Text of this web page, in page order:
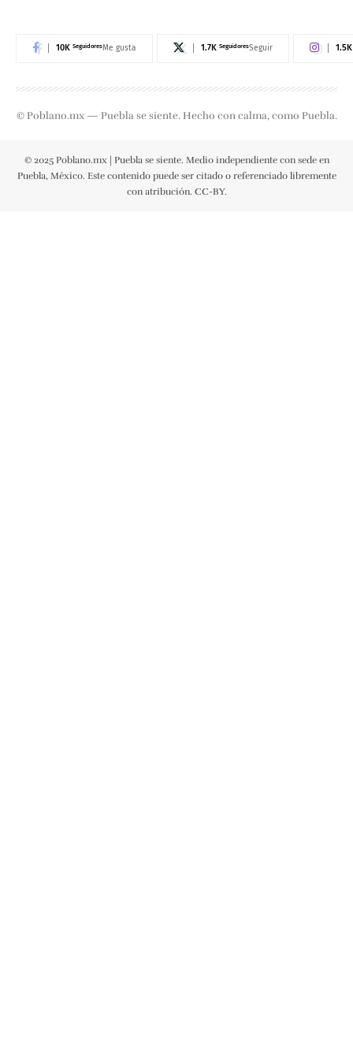
10K SeguidoresMe gusta 1.7K SeguidoresSeguir 1.5K
© Poblano.mx — Puebla se siente. Hecho con calma, como Puebla.
© 2025 Poblano.mx | Puebla se siente. Medio independiente con sede en
Puebla, México. Este contenido puede ser citado o referenciado libremente
con atribución. CC-BY.